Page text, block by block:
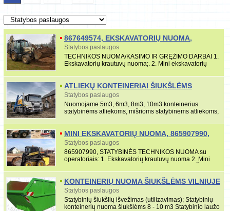
867649574, EKSKAVATORIŲ NUOMA,
POLINIAI PAMATAI
Statybos paslaugos
TECHNIKOS NUOMA/KASIMO IR GRĘŽIMO DARBAI 1.
Ekskavatorių krautuvų nuoma;. 2. Mini ekskavatorių
ATLIEKŲ KONTEINERIAI ŠIUKŠLĖMS
Statybos paslaugos
Nuomojame 5m3, 6m3, 8m3, 10m3 konteinerius
statybinėms atliekoms, mišrioms statybinėms atliekoms,
MINI EKSKAVATORIŲ NUOMA, 865907990,
BOBCAT NUOMA
Statybos paslaugos
865907990, STATYBINĖS TECHNIKOS NUOMA su
operatoriais: 1. Ekskavatorių krautuvų nuoma 2. Mini
grąžt
KONTEINERIŲ NUOMA ŠIUKŠLĖMS VILNIUJE
370 687 32923
Statybos paslaugos
Statybinių šiukšlių išvežimas (utilizavimas); Statybinių
konteinerių nuoma šiukšlėms 8 - 10 m3 Statybinio laužo